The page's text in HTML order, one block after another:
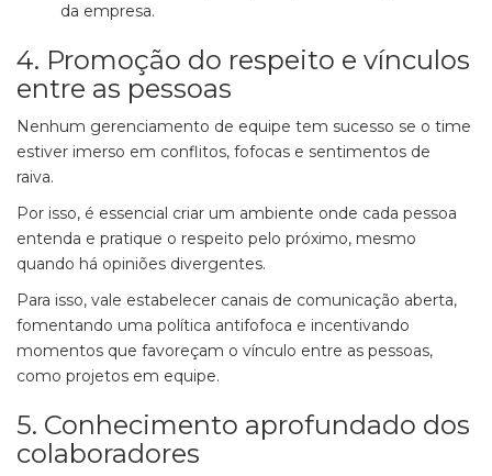
da empresa.
4. Promoção do respeito e vínculos
entre as pessoas
Nenhum gerenciamento de equipe tem sucesso se o time
estiver imerso em conflitos, fofocas e sentimentos de
raiva.
Por isso, é essencial criar um ambiente onde cada pessoa
entenda e pratique o respeito pelo próximo, mesmo
quando há opiniões divergentes.
Para isso, vale estabelecer canais de comunicação aberta,
fomentando uma política antifofoca e incentivando
momentos que favoreçam o vínculo entre as pessoas,
como projetos em equipe.
5. Conhecimento aprofundado dos
colaboradores